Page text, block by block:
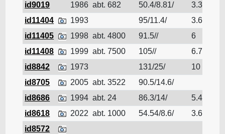
id9019
1986 abt. 682 50.4/8.81/ 3.3
id11404
1993 95/11.4/ 3.6
id11405
1998 abt. 4800 91.5// 6
id11408
1999 abt. 7500 105// 6.7
id8842
1973 131/25/ 10
id8705
2005 abt. 3522 90.5/14.6/
id8686
1994 abt. 24 86.3/14/ 5.49
id8618
2022 abt. 1000 54.54/8.6/ 3.65
id8572